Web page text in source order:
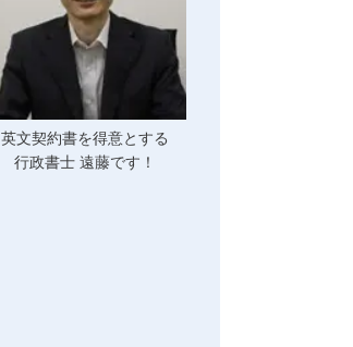
英文契約書を得意とする
行政書士 遠藤です！